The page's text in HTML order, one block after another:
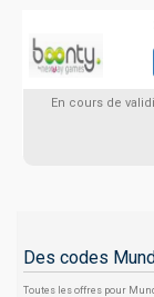
En cours de
Des codes
Toutes les offres pour